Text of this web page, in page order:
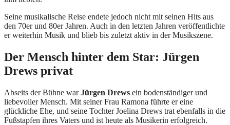
Seine musikalische Reise endete jedoch nicht mit seinen Hits aus
den 70er und 80er Jahren. Auch in den letzten Jahren veröffentlichte
er weiterhin Musik und blieb bis zuletzt aktiv in der Musikszene.
Der Mensch hinter dem Star: Jürgen
Drews privat
Abseits der Bühne warJürgen Drews ein bodenständiger und
liebevoller Mensch. Mit seiner Frau Ramona führte er eine
glückliche Ehe, und seine Tochter Joelina Drews trat ebenfalls in die
Fußstapfen ihres Vaters und ist heute als Musikerin erfolgreich.